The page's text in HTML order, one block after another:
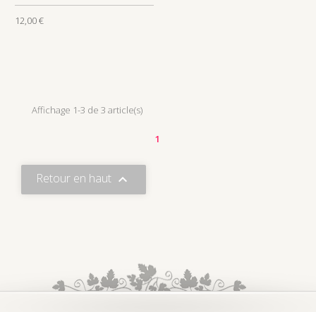
12,00 €
Affichage 1-3 de 3 article(s)
1
Retour en haut 